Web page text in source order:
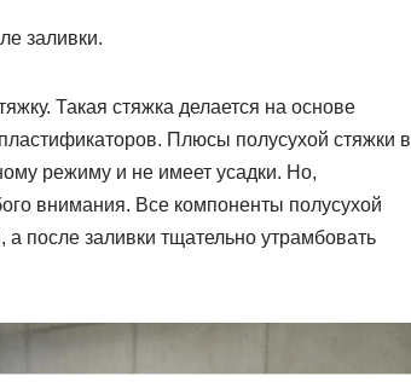
заливки.
Такая стяжка делается на основе
Плюсы полусухой стяжки в
режиму и не имеет усадки. Но,
внимания. Все компоненты полусухой
после заливки тщательно утрамбовать